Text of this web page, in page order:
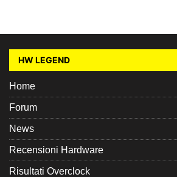
HW LEGEND
Home
Forum
News
Recensioni Hardware
Risultati Overclock